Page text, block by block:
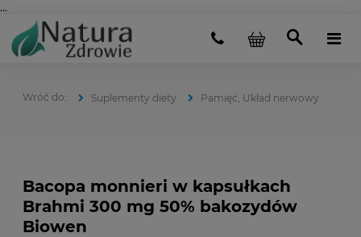
...
Suplementy diety Pamięć, Układ nerwowy
Bacopa monnieri w kapsułkach
Brahmi 300 mg 50% bakozydów
Biowen